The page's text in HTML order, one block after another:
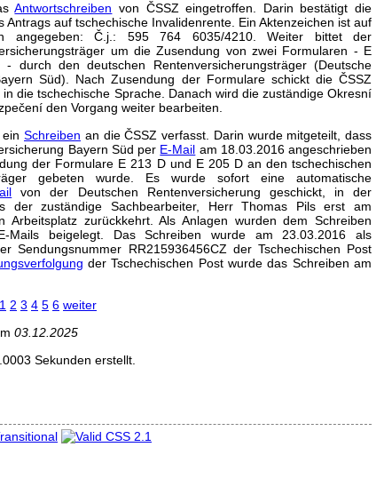
Antwortschreiben von ČSSZ eingetroffen. Darin bestätigt die
Antrags auf tschechische Invalidenrente. Ein Aktenzeichen ist auf
angegeben: Č.j.: 595 764 6035/4210. Weiter bittet der
um die Zusendung von zwei Formularen - E
den deutschen Rentenversicherungsträger (Deutsche
Süd). Nach Zusendung der Formulare schickt die ČSSZ
die tschechische Sprache. Danach wird die zuständige Okresní
den Vorgang weiter bearbeiten.
Schreiben an die ČSSZ verfasst. Darin wurde mitgeteilt, dass
Bayern Süd per E-Mail am 18.03.2016 angeschrieben
der Formulare E 213 D und E 205 D an den tschechischen
gebeten wurde. Es wurde sofort eine automatische
von der Deutschen Rentenversicherung geschickt, in der
der zuständige Sachbearbeiter, Herr Thomas Pils erst am
Arbeitsplatz zurückkehrt. Als Anlagen wurden dem Schreiben
Mails beigelegt. Das Schreiben wurde am 23.03.2016 als
Sendungsnummer RR215936456CZ der Tschechischen Post
der Tschechischen Post wurde das Schreiben am
1 2 3 4 5 6 weiter
03.12.2025
Sekunden erstellt.